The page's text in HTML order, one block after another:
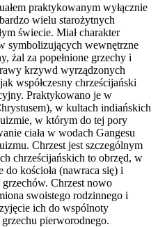
praktykowanym wyłącznie
wielu starożytnych
świecie. Miał charakter
symbolizujących wewnętrzne
żal za popełnione grzechy i
krzywd wyrządzonych
współczesny chrześcijański
Praktykowano je w
w kultach indiańskich
w którym do tej pory
ciała w wodach Gangesu
Chrzest jest szczególnym
chrześcijańskich to obrzęd, w
kościoła (nawraca się) i
Chrzest nowo
swoistego rodzinnego i
ich do wspólnoty
pierworodnego.